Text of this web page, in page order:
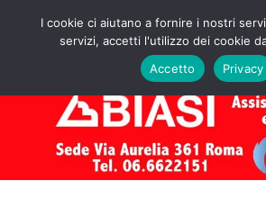
Assistenza
Caldaie
Biasi
Roma
Preventivo!
I cookie ci aiutano a fornire i nostri
servizi, accetti l'utilizzo dei cookie
Accetto
Privacy